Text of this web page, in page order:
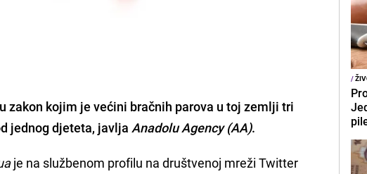
zakon kojim je većini bračnih parova u toj zemlji tri
jednog djeteta, javlja Anadolu Agency (AA).
je na službenom profilu na društvenoj mreži Twitter
/